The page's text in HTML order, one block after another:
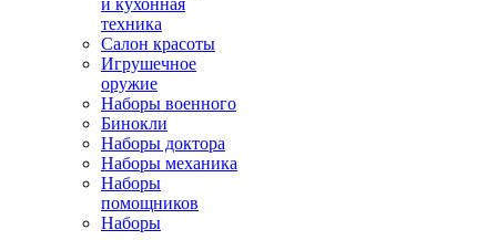
и кухонная
техника
Салон красоты
Игрушечное
оружие
Наборы военного
Бинокли
Наборы доктора
Наборы механика
Наборы
помощников
Наборы